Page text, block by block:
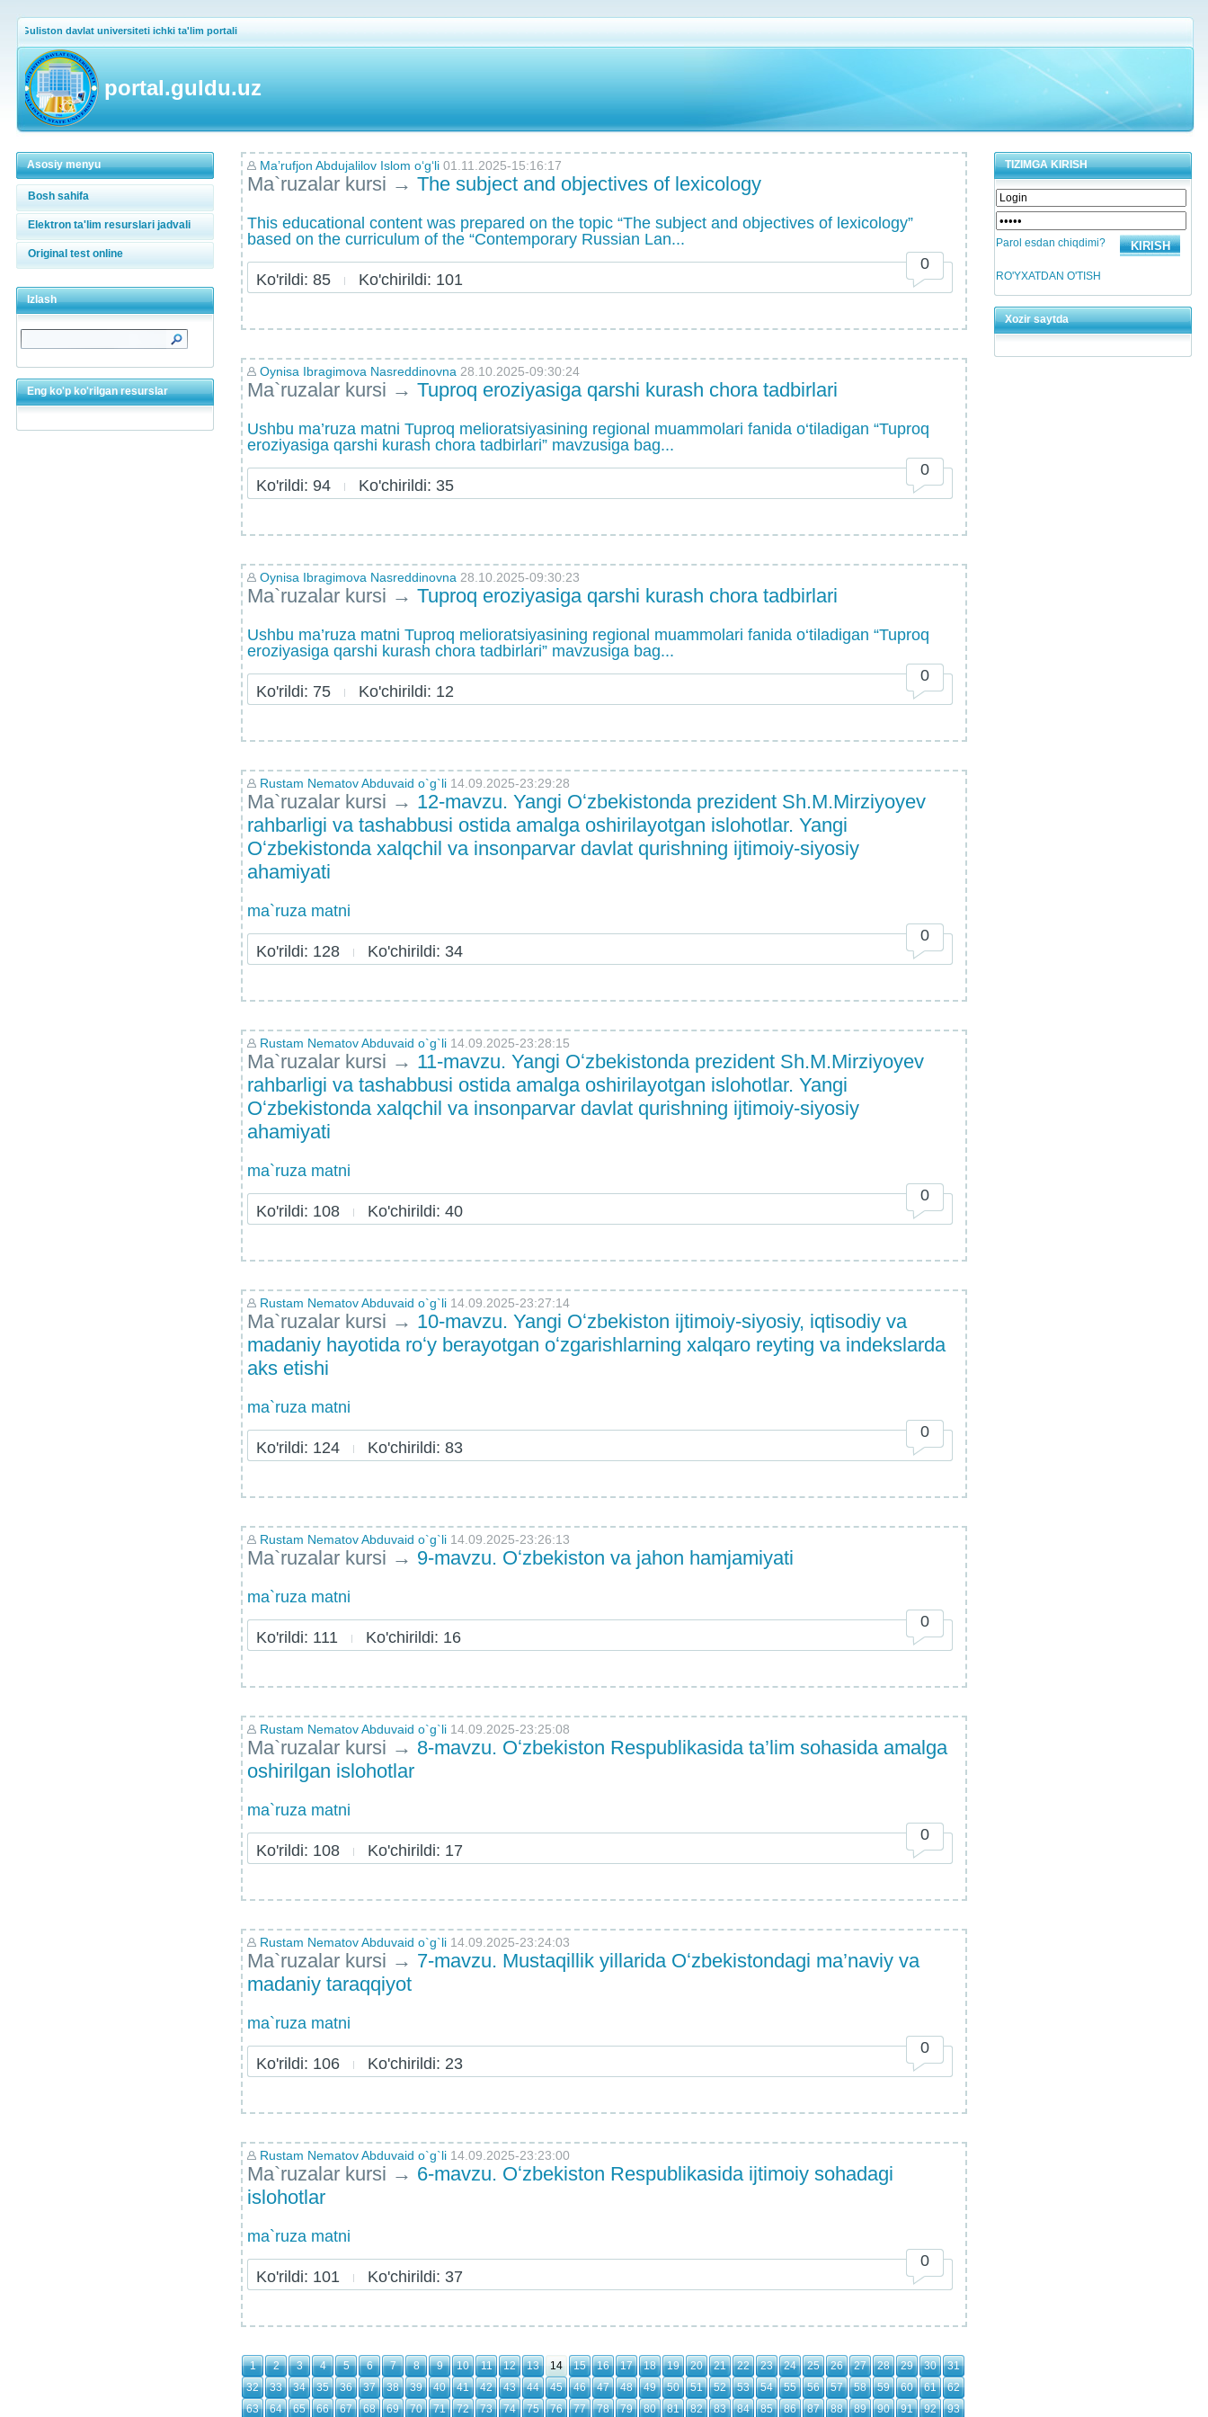
Guliston davlat universiteti ichki ta'lim portali
portal.guldu.uz
Asosiy menyu
Bosh sahifa
Elektron ta'lim resurslari jadvali
Original test online
Izlash
Eng ko'p ko'rilgan resurslar
TIZIMGA KIRISH
Parol esdan chiqdimi?
RO'YXATDAN O'TISH
Xozir saytda
Maʼrufjon Abdujalilov Islom oʻgʻli 01.11.2025-15:16:17
Ma`ruzalar kursi → The subject and objectives of lexicology
This educational content was prepared on the topic “The subject and objectives of lexicology”
based on the curriculum of the “Contemporary Russian Lan...
Ko'rildi: 85 Ko'chirildi: 101
0
Oynisa Ibragimova Nasreddinovna 28.10.2025-09:30:24
Ma`ruzalar kursi → Tuproq eroziyasiga qarshi kurash chora tadbirlari
Ushbu ma’ruza matni Tuproq melioratsiyasining regional muammolari fanida o‘tiladigan “Tuproq
eroziyasiga qarshi kurash chora tadbirlari” mavzusiga bag...
Ko'rildi: 94 Ko'chirildi: 35
0
Oynisa Ibragimova Nasreddinovna 28.10.2025-09:30:23
Ma`ruzalar kursi → Tuproq eroziyasiga qarshi kurash chora tadbirlari
Ushbu ma’ruza matni Tuproq melioratsiyasining regional muammolari fanida o‘tiladigan “Tuproq
eroziyasiga qarshi kurash chora tadbirlari” mavzusiga bag...
Ko'rildi: 75 Ko'chirildi: 12
0
Rustam Nematov Abduvaid o`g`li 14.09.2025-23:29:28
Ma`ruzalar kursi → 12-mavzu. Yangi Oʻzbekistonda prezident Sh.M.Mirziyoyev
rahbarligi va tashabbusi ostida amalga oshirilayotgan islohotlar. Yangi
Oʻzbekistonda xalqchil va insonparvar davlat qurishning ijtimoiy-siyosiy
ahamiyati
ma`ruza matni
Ko'rildi: 128 Ko'chirildi: 34
0
Rustam Nematov Abduvaid o`g`li 14.09.2025-23:28:15
Ma`ruzalar kursi → 11-mavzu. Yangi Oʻzbekistonda prezident Sh.M.Mirziyoyev
rahbarligi va tashabbusi ostida amalga oshirilayotgan islohotlar. Yangi
Oʻzbekistonda xalqchil va insonparvar davlat qurishning ijtimoiy-siyosiy
ahamiyati
ma`ruza matni
Ko'rildi: 108 Ko'chirildi: 40
0
Rustam Nematov Abduvaid o`g`li 14.09.2025-23:27:14
Ma`ruzalar kursi → 10-mavzu. Yangi Oʻzbekiston ijtimoiy-siyosiy, iqtisodiy va
madaniy hayotida roʻy berayotgan oʻzgarishlarning xalqaro reyting va indekslarda
aks etishi
ma`ruza matni
Ko'rildi: 124 Ko'chirildi: 83
0
Rustam Nematov Abduvaid o`g`li 14.09.2025-23:26:13
Ma`ruzalar kursi → 9-mavzu. Oʻzbekiston va jahon hamjamiyati
ma`ruza matni
Ko'rildi: 111 Ko'chirildi: 16
0
Rustam Nematov Abduvaid o`g`li 14.09.2025-23:25:08
Ma`ruzalar kursi → 8-mavzu. Oʻzbekiston Respublikasida ta’lim sohasida amalga
oshirilgan islohotlar
ma`ruza matni
Ko'rildi: 108 Ko'chirildi: 17
0
Rustam Nematov Abduvaid o`g`li 14.09.2025-23:24:03
Ma`ruzalar kursi → 7-mavzu. Mustaqillik yillarida Oʻzbekistondagi ma’naviy va
madaniy taraqqiyot
ma`ruza matni
Ko'rildi: 106 Ko'chirildi: 23
0
Rustam Nematov Abduvaid o`g`li 14.09.2025-23:23:00
Ma`ruzalar kursi → 6-mavzu. Oʻzbekiston Respublikasida ijtimoiy sohadagi
islohotlar
ma`ruza matni
Ko'rildi: 101 Ko'chirildi: 37
0
1 2 3 4 5 6 7 8 9 10 11 12 13 14 15 16 17 18 19 20 21 22 23 24 25 26 27 28 29 30
31
32
33 34 35 36 37 38 39 40 41 42 43 44 45 46 47 48 49 50 51 52 53 54 55 56 57 58 59 60 61
62
63
64 65 66 67 68 69 70 71 72 73 74 75 76 77 78 79 80 81 82 83 84 85 86 87 88 89 90 91 92 93